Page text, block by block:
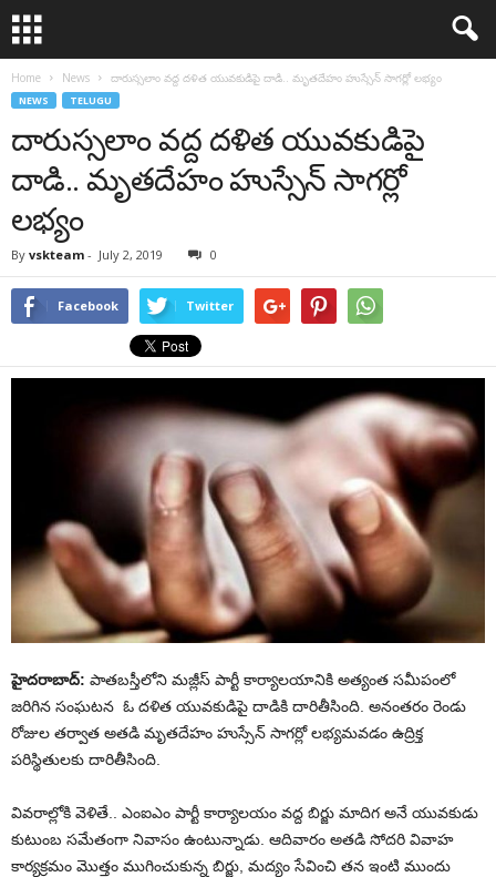
Home News దారుస్సలాం వద్ద దళిత యువకుడిపై దాడి.. మృతదేహం హుస్సేన్ సాగర్లో లభ్యం
NEWS TELUGU
దారుస్సలాం వద్ద దళిత యువకుడిపై
దాడి.. మృతదేహం హుస్సేన్ సాగర్లో
లభ్యం
By vskteam - July 2, 2019 0
Facebook Twitter
హైదరాబాద్: పాతబస్తీలోని మజ్లీస్ పార్టీ కార్యాలయానికి అత్యంత సమీపంలో
జరిగిన సంఘటన ఓ దళిత యువకుడిపై దాడికి దారితీసింది. అనంతరం రెండు
రోజుల తర్వాత అతడి మృతదేహం హుస్సేన్ సాగర్లో లభ్యమవడం ఉద్రిక్త
పరిస్థితులకు దారితీసింది.
వివరాల్లోకి వెళితే.. ఎంఐఎం పార్టీ కార్యాలయం వద్ద బిర్జు మాదిగ అనే యువకుడు
కుటుంబ సమేతంగా నివాసం ఉంటున్నాడు. ఆదివారం అతడి సోదరి వివాహ
కార్యక్రమం మొత్తం ముగించుకున్న బిర్జు, మద్యం సేవించి తన ఇంటి ముందు